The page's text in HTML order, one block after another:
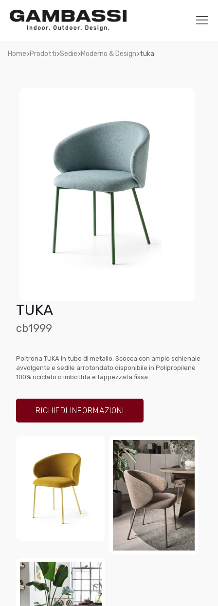
Home>Prodotti>Sedie>Moderno & Design>tuka
TUKA
cb1999
Poltrona TUKA in tubo di metallo. Scocca con ampio schienale
avvolgente e sedile arrotondato disponibile in Polipropilene
100% riciclato o imbottita e tappezzata fissa.
RICHIEDI INFORMAZIONI